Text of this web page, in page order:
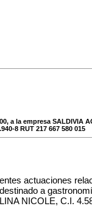
a la empresa SALDIVIA
8 RUT 217 667 580 015
actuaciones
a
NICOLE, C.I.